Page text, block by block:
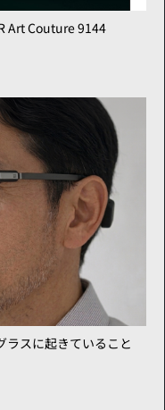
Art Couture 9144
ラスに起きていること